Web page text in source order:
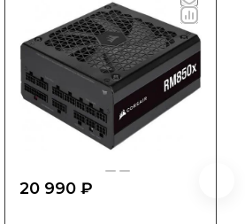
20 990 ₽